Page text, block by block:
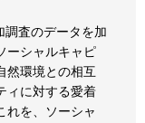
調査のデータを加
ーシャルキャピ
然環境との相互
ィに対する愛着
れを、ソーシャ